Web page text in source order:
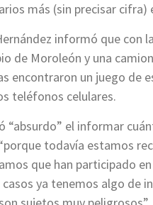
más (sin precisar
informó que con
de Moroleón y una
encontraron un juego de
teléfonos celulares.
“absurdo” el informar
todavía estamos
que han participado
ya tenemos algo de